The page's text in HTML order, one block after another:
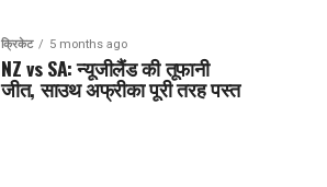
क्रिकेट 5 months ago
NZ vs SA: न्यूजीलैंड की तूफानी
जीत, साउथ अफ्रीका पूरी तरह पस्त